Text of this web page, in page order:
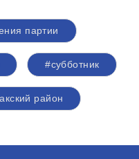
партии
#субботник
район